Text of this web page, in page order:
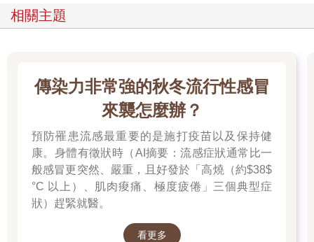
相關主題
傳染力非常強的秋冬流行性感冒
來襲怎麼辦？
預防罹患流感最重要的是施打疫苗以及保持健
康。身體有徵狀時（AI摘要：流感症狀通常比一
般感冒更突然、嚴重，且好發於「高燒（約$38$
°C 以上）、肌肉痠痛、極度疲倦」三個典型症
狀）趕緊就醫。
看更多